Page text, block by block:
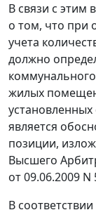
В связи с этим
о том, что при
учета
должно
жилых
является
позиции,
Высшего
от09.06.2009 N
В соответствии